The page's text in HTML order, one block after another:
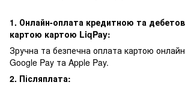
1. Онлайн-оплата кредитною та
картою картою LiqPay:
Зручна та безпечна оплата картою
Google Pay та Apple Pay.
2. Післяплата: